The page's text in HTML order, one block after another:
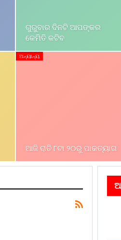
ଗୁରୁବାର ଦିନଟି ଆପଙ୍କର
କେମିତି କଟିବ
ଅନ୍ୟାନ୍ୟ
ଆଜି ରାତି ୮ଟା ୨୦ରୁ ପାକତ୍ୟାଗ